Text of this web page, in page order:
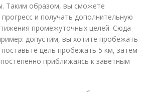
Таким образом, вы сможете
и получать дополнительную
промежуточных целей. Сюда
допустим, вы хотите пробежать
цель пробежать 5 км, затем
приближаясь к заветным